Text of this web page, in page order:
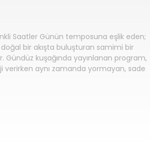
Saatler Günün temposuna eşlik eden;
bir akışta buluşturan samimi bir
Gündüz kuşağında yayınlanan program,
verirken aynı zamanda yormayan, sade